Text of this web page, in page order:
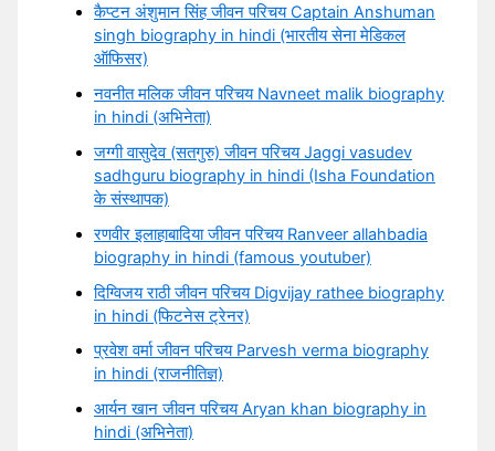
कैप्टन अंशुमान सिंह जीवन परिचय Captain Anshuman
singh biography in hindi (भारतीय सेना मेडिकल
ऑफिसर)
नवनीत मलिक जीवन परिचय Navneet malik biography
in hindi (अभिनेता)
जग्गी वासुदेव (सतगुरु) जीवन परिचय Jaggi vasudev
sadhguru biography in hindi (Isha Foundation
के संस्थापक)
रणवीर इलाहाबादिया जीवन परिचय Ranveer allahbadia
biography in hindi (famous youtuber)
दिग्विजय राठी जीवन परिचय Digvijay rathee biography
in hindi (फिटनेस ट्रेनर)
प्रवेश वर्मा जीवन परिचय Parvesh verma biography
in hindi (राजनीतिज्ञ)
आर्यन खान जीवन परिचय Aryan khan biography in
hindi (अभिनेता)